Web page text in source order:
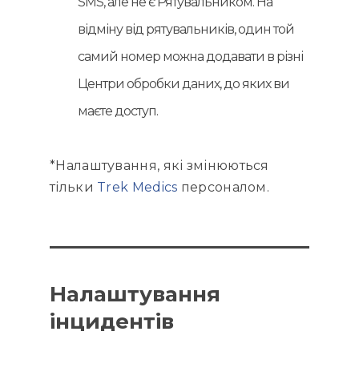
відміну від рятувальників, один той
самий номер можна додавати в різні
Центри обробки даних, до яких ви
маєте доступ.
*Налаштування, які змінюються
тільки Trek Medics персоналом.
Налаштування
інцидентів